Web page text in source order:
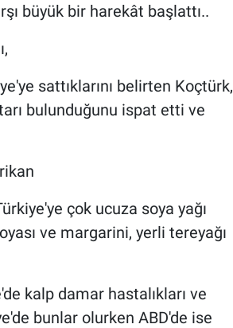
büyük bir harekât başlattı..
sattıklarını belirten Koçtürk,
bulunduğunu ispat etti ve
çok ucuza soya yağı
ve margarini, yerli tereyağı
kalp damar hastalıkları ve
bunlar olurken ABD'de ise